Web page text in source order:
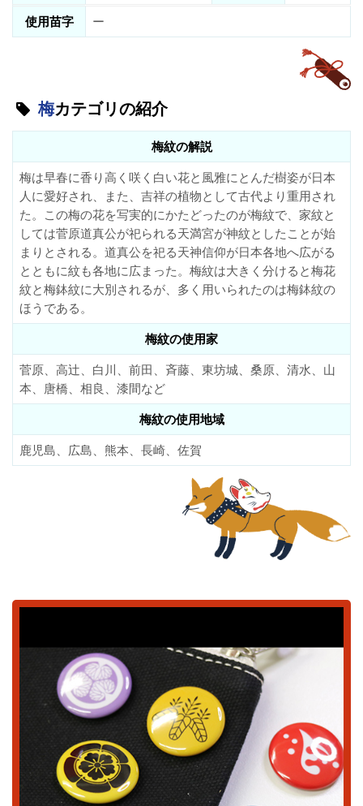
使用苗字
ー
梅カテゴリの紹介
梅紋の解説
梅は早春に香り高く咲く白い花と風雅にとんだ樹姿が日本
人に愛好され、また、吉祥の植物として古代より重用され
た。この梅の花を写実的にかたどったのが梅紋で、家紋と
しては菅原道真公が祀られる天満宮が神紋としたことが始
まりとされる。道真公を祀る天神信仰が日本各地へ広がる
とともに紋も各地に広まった。梅紋は大きく分けると梅花
紋と梅鉢紋に大別されるが、多く用いられたのは梅鉢紋の
ほうである。
梅紋の使用家
菅原、高辻、白川、前田、斉藤、東坊城、桑原、清水、山
本、唐橋、相良、漆間など
梅紋の使用地域
鹿児島、広島、熊本、長崎、佐賀